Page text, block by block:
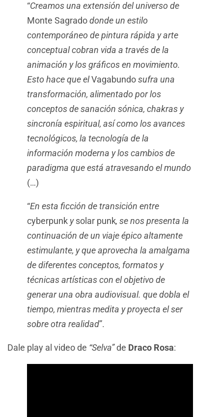
“Creamos una extensión del universo de
Monte Sagradodonde un estilo
contemporáneo de pintura rápida y arte
conceptual cobran vida a través de la
animación y los gráficos en movimiento.
Esto hace que elVagabundosufra una
transformación, alimentado por los
conceptos de sanación sónica, chakras y
sincronía espiritual, así como los avances
tecnológicos, la tecnología de la
información moderna y los cambios de
paradigma que está atravesando el mundo
(…)
“En esta ficción de transición entre
cyberpunk ysolar punk, se nos presenta la
continuación de un viaje épico altamente
estimulante, y que aprovecha la amalgama
de diferentes conceptos, formatos y
técnicas artísticas con el objetivo de
generar una obra audiovisual. que dobla el
tiempo, mientras medita y proyecta el ser
sobre otra realidad”.
Dale play al video de “Selva”de Draco Rosa: